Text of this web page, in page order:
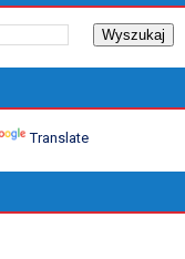
Translate